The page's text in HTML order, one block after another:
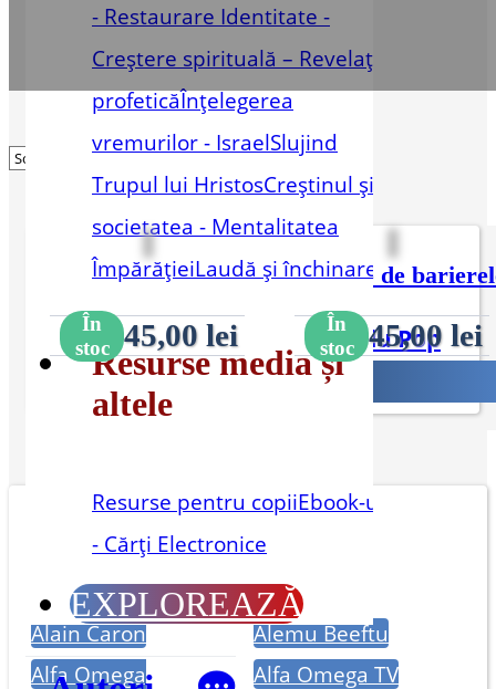
- Restaurare Identitate -
Creștere spirituală – Revelație
profeticăÎnțelegerea
vremurilor - IsraelSlujind
Trupul lui HristosCreștinul și
societatea - Mentalitatea
ÎmpărățieiLaudă și închinare
Resurse media și
altele
Resurse pentru copiiEbook-uri
- Cărți Electronice
EXPLOREAZĂ
Dincolo de barierele minții – Vol. 2
Corneliu Pop
În
stoc
45,00lei
Dincolo de
Corneliu Pop
În
stoc
45,00lei
Alain Caron
Alemu Beeftu
Alfa Omega
Alfa Omega TV